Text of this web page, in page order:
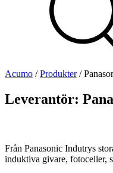
Se alla kategorier Se alla
Acumo /Produkter/
Leverantör:
Från Panasonic Indutrys
induktiva givare, fotoceller,